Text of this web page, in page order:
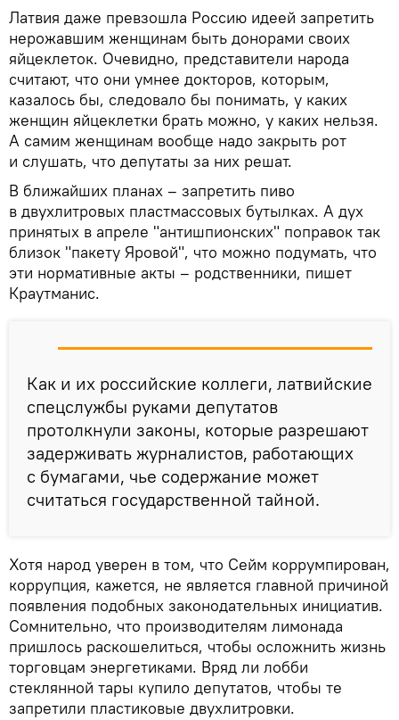
Латвия даже превзошла Россию идеей запретить
нерожавшим женщинам быть донорами своих
яйцеклеток. Очевидно, представители народа
считают, что они умнее докторов, которым,
казалось бы, следовало бы понимать, у каких
женщин яйцеклетки брать можно, у каких нельзя.
А самим женщинам вообще надо закрыть рот
и слушать, что депутаты за них решат.
В ближайших планах – запретить пиво
в двухлитровых пластмассовых бутылках. А дух
принятых в апреле "антишпионских" поправок так
близок "пакету Яровой", что можно подумать, что
эти нормативные акты – родственники, пишет
Краутманис.
Как и их российские коллеги, латвийские
спецслужбы руками депутатов
протолкнули законы, которые разрешают
задерживать журналистов, работающих
с бумагами, чье содержание может
считаться государственной тайной.
Хотя народ уверен в том, что Сейм коррумпирован,
коррупция, кажется, не является главной причиной
появления подобных законодательных инициатив.
Сомнительно, что производителям лимонада
пришлось раскошелиться, чтобы осложнить жизнь
торговцам энергетиками. Вряд ли лобби
стеклянной тары купило депутатов, чтобы те
запретили пластиковые двухлитровки.